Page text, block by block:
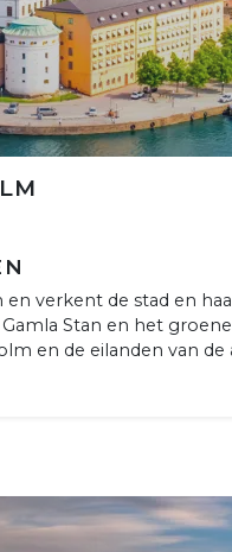
verkent de stad en
Stan en het
en de eilanden van de